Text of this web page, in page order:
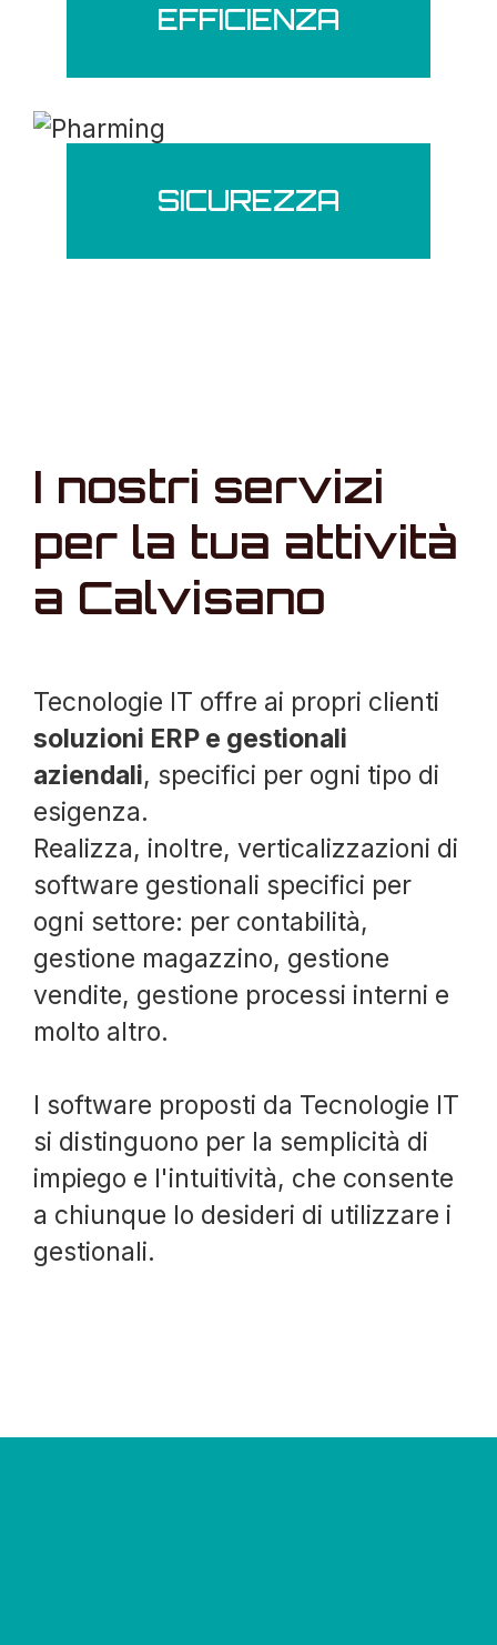
EFFICIENZA
SICUREZZA
I nostri servizi
per la tua attività
a Calvisano
Tecnologie IT offre ai propri clienti
soluzioni ERP e gestionali
aziendali, specifici per ogni tipo di
esigenza.
Realizza, inoltre, verticalizzazioni di
software gestionali specifici per
ogni settore: per contabilità,
gestione magazzino, gestione
vendite, gestione processi interni e
molto altro.
I software proposti da Tecnologie IT
si distinguono per la semplicità di
impiego e l'intuitività, che consente
a chiunque lo desideri di utilizzare i
gestionali.